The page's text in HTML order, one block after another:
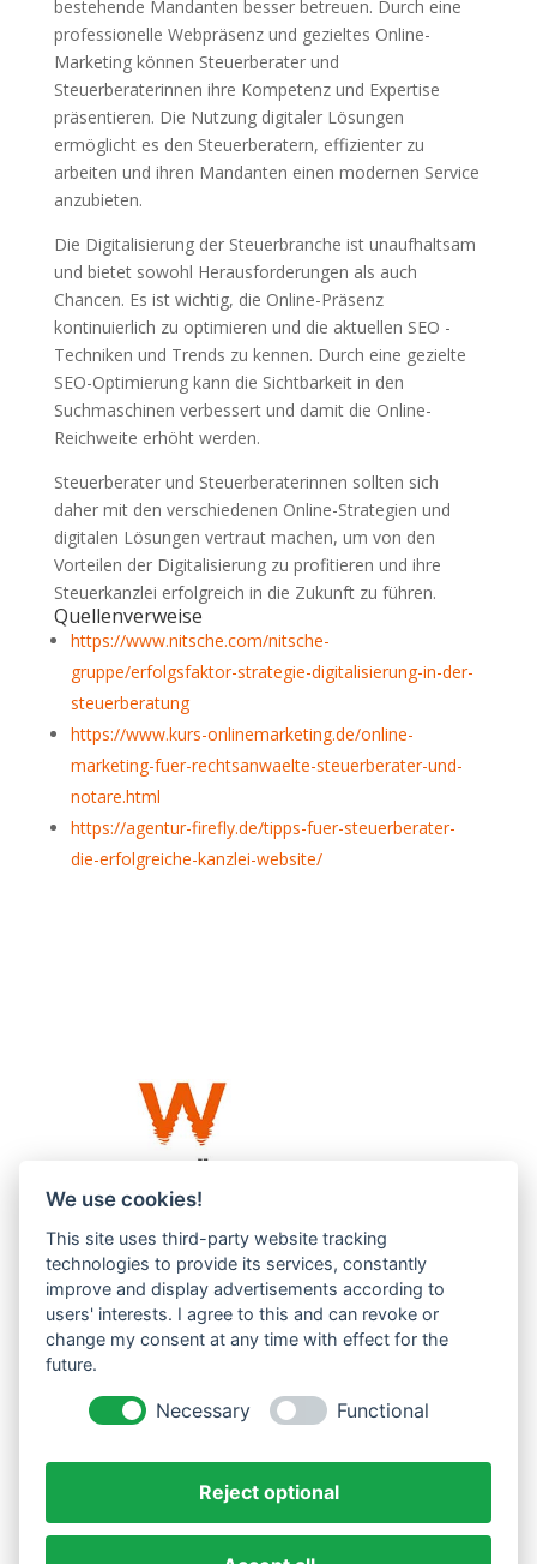
bestehende Mandanten besser betreuen. Durch eine
professionelle Webpräsenz und gezieltes Online-
Marketing können Steuerberater und
Steuerberaterinnen ihre Kompetenz und Expertise
präsentieren. Die Nutzung digitaler Lösungen
ermöglicht es den Steuerberatern, effizienter zu
arbeiten und ihren Mandanten einen modernen Service
anzubieten.
Die Digitalisierung der Steuerbranche ist unaufhaltsam
und bietet sowohl Herausforderungen als auch
Chancen. Es ist wichtig, die Online-Präsenz
kontinuierlich zu optimieren und die aktuellen SEO -
Techniken und Trends zu kennen. Durch eine gezielte
SEO-Optimierung kann die Sichtbarkeit in den
Suchmaschinen verbessert und damit die Online-
Reichweite erhöht werden.
Steuerberater und Steuerberaterinnen sollten sich
daher mit den verschiedenen Online-Strategien und
digitalen Lösungen vertraut machen, um von den
Vorteilen der Digitalisierung zu profitieren und ihre
Steuerkanzlei erfolgreich in die Zukunft zu führen.
Quellenverweise
https://www.nitsche.com/nitsche-
gruppe/erfolgsfaktor-strategie-digitalisierung-in-der-
steuerberatung
https://www.kurs-onlinemarketing.de/online-
marketing-fuer-rechtsanwaelte-steuerberater-und-
notare.html
https://agentur-firefly.de/tipps-fuer-steuerberater-
die-erfolgreiche-kanzlei-website/
Westküste UG (haftungsbeschränkt)
Menzlingen 14 B
51503 Rösrath
Datenschutzerklärung
We use cookies!
This site uses third-party website tracking
technologies to provide its services, constantly
improve and display advertisements according to
users' interests. I agree to this and can revoke or
change my consent at any time with effect for the
future.
Necessary Functional
Reject optional